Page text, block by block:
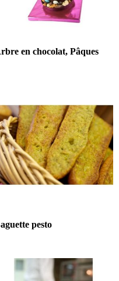
en chocolat, Pâques
pesto